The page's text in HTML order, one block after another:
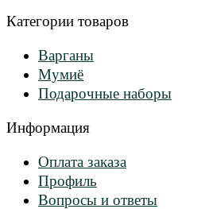
Категории товаров
Варганы
Мумиё
Подарочные наборы
Информация
Оплата заказа
Профиль
Вопросы и ответы